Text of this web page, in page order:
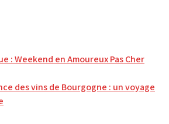
: Weekend en Amoureux Pas Cher
des vins de Bourgogne : un voyage